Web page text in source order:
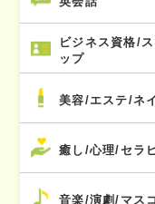
ビジネス資格/
ップ
美容/エステ/ネ
癒し/心理/セラ
音楽/演劇/マス